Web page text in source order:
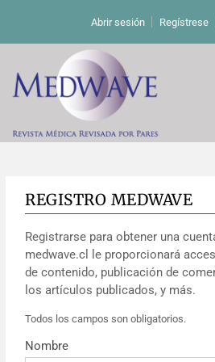
Abrir sesión Regístrese
De los editores
Editoriales
Comentarios
Cartas a los editores
Estudios originales
Estudios cualitativos
REGISTRO MEDWAVE
Registrarse para obtener una
medwave.cl le proporcionará
de contenido, publicación de
los artículos publicados, y más.
Todos los campos son obligatorios.
Nombre